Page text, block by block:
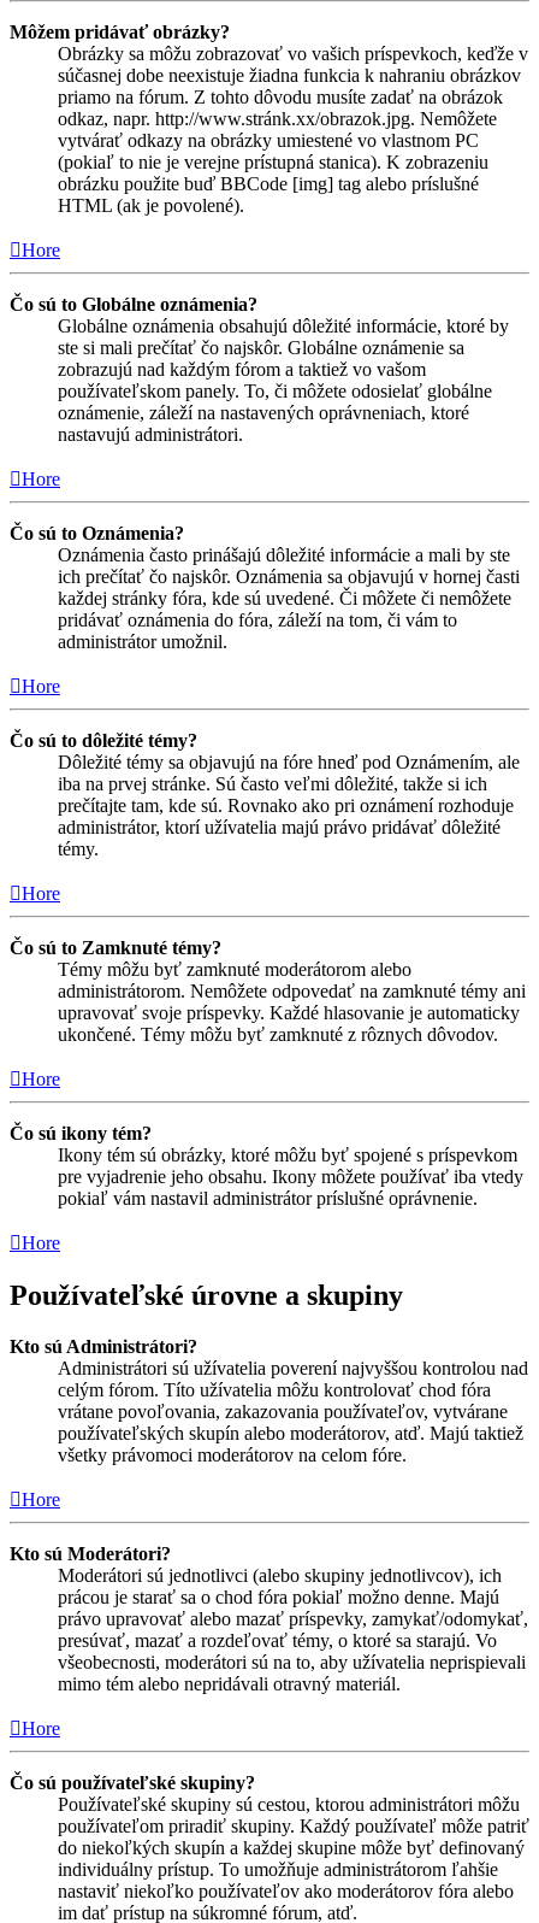
Môžem pridávať obrázky?
Obrázky sa môžu zobrazovať vo vašich príspevkoch, keďže v
súčasnej dobe neexistuje žiadna funkcia k nahraniu obrázkov
priamo na fórum. Z tohto dôvodu musíte zadať na obrázok
odkaz, napr. http://www.stránk.xx/obrazok.jpg. Nemôžete
vytvárať odkazy na obrázky umiestené vo vlastnom PC
(pokiaľ to nie je verejne prístupná stanica). K zobrazeniu
obrázku použite buď BBCode [img] tag alebo príslušné
HTML (ak je povolené).
Hore
Čo sú to Globálne oznámenia?
Globálne oznámenia obsahujú dôležité informácie, ktoré by
ste si mali prečítať čo najskôr. Globálne oznámenie sa
zobrazujú nad každým fórom a taktiež vo vašom
používateľskom panely. To, či môžete odosielať globálne
oznámenie, záleží na nastavených oprávneniach, ktoré
nastavujú administrátori.
Hore
Čo sú to Oznámenia?
Oznámenia často prinášajú dôležité informácie a mali by ste
ich prečítať čo najskôr. Oznámenia sa objavujú v hornej časti
každej stránky fóra, kde sú uvedené. Či môžete či nemôžete
pridávať oznámenia do fóra, záleží na tom, či vám to
administrátor umožnil.
Hore
Čo sú to dôležité témy?
Dôležité témy sa objavujú na fóre hneď pod Oznámením, ale
iba na prvej stránke. Sú často veľmi dôležité, takže si ich
prečítajte tam, kde sú. Rovnako ako pri oznámení rozhoduje
administrátor, ktorí užívatelia majú právo pridávať dôležité
témy.
Hore
Čo sú to Zamknuté témy?
Témy môžu byť zamknuté moderátorom alebo
administrátorom. Nemôžete odpovedať na zamknuté témy ani
upravovať svoje príspevky. Každé hlasovanie je automaticky
ukončené. Témy môžu byť zamknuté z rôznych dôvodov.
Hore
Čo sú ikony tém?
Ikony tém sú obrázky, ktoré môžu byť spojené s príspevkom
pre vyjadrenie jeho obsahu. Ikony môžete používať iba vtedy
pokiaľ vám nastavil administrátor príslušné oprávnenie.
Hore
Používateľské úrovne a skupiny
Kto sú Administrátori?
Administrátori sú užívatelia poverení najvyššou kontrolou nad
celým fórom. Títo užívatelia môžu kontrolovať chod fóra
vrátane povoľovania, zakazovania používateľov, vytvárane
používateľských skupín alebo moderátorov, atď. Majú taktiež
všetky právomoci moderátorov na celom fóre.
Hore
Kto sú Moderátori?
Moderátori sú jednotlivci (alebo skupiny jednotlivcov), ich
prácou je starať sa o chod fóra pokiaľ možno denne. Majú
právo upravovať alebo mazať príspevky, zamykať/odomykať,
presúvať, mazať a rozdeľovať témy, o ktoré sa starajú. Vo
všeobecnosti, moderátori sú na to, aby užívatelia neprispievali
mimo tém alebo nepridávali otravný materiál.
Hore
Čo sú používateľské skupiny?
Používateľské skupiny sú cestou, ktorou administrátori môžu
používateľom priradiť skupiny. Každý používateľ môže patriť
do niekoľkých skupín a každej skupine môže byť definovaný
individuálny prístup. To umožňuje administrátorom ľahšie
nastaviť niekoľko používateľov ako moderátorov fóra alebo
im dať prístup na súkromné fórum, atď.